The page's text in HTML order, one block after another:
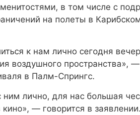
в том числе с
на полеты в
к нам лично сегодня
воздушного пространства»,
в Палм-Спрингс.
лично, для нас большая
— говорится в